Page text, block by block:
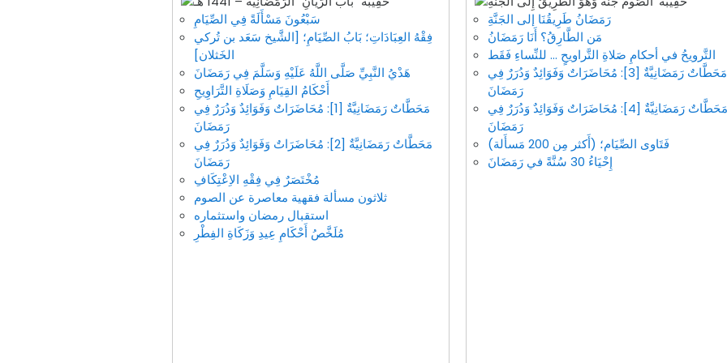
رَمَضَانُ طَرِيقُنَا إلى الجَنَّةِ
مَن الطَّارِقُ؟ أَنَا رَمَضَانُ
التَّرويحُ في أحكامِ صَلاةِ التَّراويحٍ ... للنِّساءِ فَقَط
مَحَطَّاتٌ رَمَضَانِيَّةٌ [3]: مُحَاضَرَاتٌ وَفَوَائِدٌ وَدُرَرٌ فِي
رَمَضَانَ
مَحَطَّاتٌ رَمَضَانِيَّةٌ [4]: مُحَاضَرَاتٌ وَفَوَائِدٌ وَدُرَرٌ فِي
رَمَضَانَ
فَتَاوى الصِّيَام؛ (أَكثر مِن 200 مَسأَلة)
إِحْيَاءُ 30 سُنَّةً في رَمَضَانَ
سَبْعُونَ مَسْأَلَةً فِي الصِّيَامِ
فِقْهُ العِبَادَاتِ؛ بَابُ الصِّيَامِ؛ [الشَّيخ سَعَد بن تُركي
الخَثلان]
هَدْيُ النَّبِيِّ صَلَّى اللَّهُ عَلَيْهِ وَسَلَّمَ فِي رَمَضَانَ
أَحْكَامُ القِيَامِ وَصَلَاةِ التَّرَاوِيحِ
مَحَطَّاتٌ رَمَضَانِيَّةٌ [1]: مُحَاضَرَاتٌ وَفَوَائِدٌ وَدُرَرٌ فِي
رَمَضَانَ
مَحَطَّاتٌ رَمَضَانِيَّةٌ [2]: مُحَاضَرَاتٌ وَفَوَائِدٌ وَدُرَرٌ فِي
رَمَضَانَ
مُخْتَصَرٌ فِي فِقْهِ الاِعْتِكَافِ
ثلاثون مسألة فقهية معاصرة عن الصوم
استقبال رمضان واستثماره
مُلَخَّصُ أَحْكَامِ عِيدِ وَزَكَاةِ الفِطْرِ